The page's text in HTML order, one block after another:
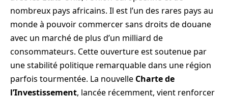
nombreux pays africains. Il est l’un des rares pays au
monde à pouvoir commercer sans droits de douane
avec un marché de plus d’un milliard de
consommateurs. Cette ouverture est soutenue par
une stabilité politique remarquable dans une région
parfois tourmentée. La nouvelle Charte de
l’Investissement, lancée récemment, vient renforcer